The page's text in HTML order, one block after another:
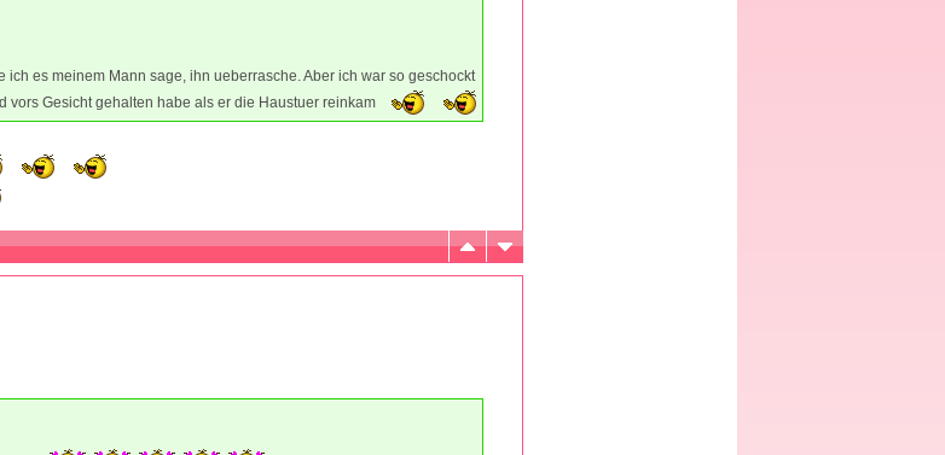
ich es meinem Mann sage, ihn ueberrasche. Aber ich war so geschockt
vors Gesicht gehalten habe als er die Haustuer reinkam